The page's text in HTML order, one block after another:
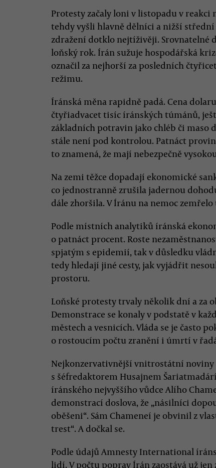
Protesty začaly loni v listopadu v
tehdy vyšli hlavně dělníci a nižší
zdražení dotklo nejtíživěji. Srovnatelné
loňský rok. Írán sužuje hospodářská
označil za nejhorší za posledních
režimu.
Íránská měna rapidně padá. Cena
čtyřiadvacet tisíc íránských túmánů,
základních potravin jako chléb či maso
stále není pod kontrolou. Patnáct
to znamená, že mají nebezpečně
Na zemi těžce dopadají ekonomické
co jednostranně zrušila jadernou
dále zhoršila. V Íránu na nemoc
Podle místních analytiků íránská
o patnáct procent. Roste
spjatým s epidemií, tak v důsledku
tedy hledají jiné cesty, jak vyjádřit
prostoru.
Loňské protesty trvaly několik dní a za
Demonstrace se konaly v podstatě v
městech a vesnicích. Vláda se je často
o rostoucím počtu zranění i úmrtí v
Nejkonzervativnější vnitrostátní noviny
s šéfredaktorem Husajnem
íránského nejvyššího vůdce Alího
demonstrací doslova, že „násilníci
oběšeni“. Sám Chameneí je obvinil z
trest“. A dočkal se.
Podle údajů Amnesty International
lidí. V počtu poprav Írán zaostává už